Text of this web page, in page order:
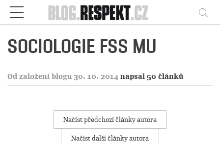
Respekt
SOCIOLOGIE FSS MU
Od založení blogu 30. 10. 2014 napsal 50 článků
Načíst předchozí články autora
Načíst další články autora